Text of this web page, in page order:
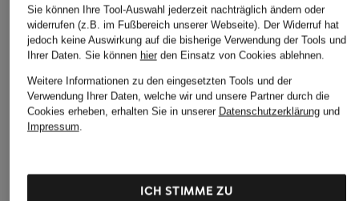
PLEAT
Sie können Ihre Tool-Auswahl jederzeit nachträglich ändern oder
widerrufen (z.B. im Fußbereich unserer Webseite). Der Widerruf hat
jedoch keine Auswirkung auf die bisherige Verwendung der Tools und
Ihrer Daten. Sie können hierden Einsatz von Cookies ablehnen.
Weitere Informationen zu den eingesetzten Tools und der
Verwendung Ihrer Daten, welche wir und unsere Partner durch die
Cookies erheben, erhalten Sie in unserer Datenschutzerklärungund
Impressum.
ICH STIMME ZU